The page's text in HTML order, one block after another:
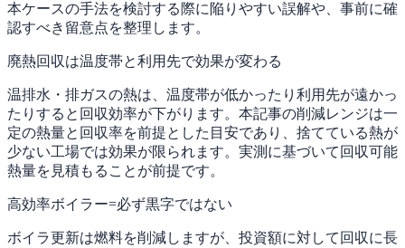
本ケースの手法を検討する際に陥りやすい誤解や、事前に確
認すべき留意点を整理します。
廃熱回収は温度帯と利用先で効果が変わる
温排水・排ガスの熱は、温度帯が低かったり利用先が遠かっ
たりすると回収効率が下がります。本記事の削減レンジは一
定の熱量と回収率を前提とした目安であり、捨てている熱が
少ない工場では効果が限られます。実測に基づいて回収可能
熱量を見積もることが前提です。
高効率ボイラー=必ず黒字ではない
ボイラ更新は燃料を削減しますが、投資額に対して回収に長